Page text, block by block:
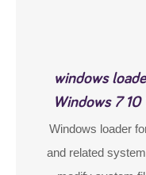
windows
Windows 7
Windows loader
and related